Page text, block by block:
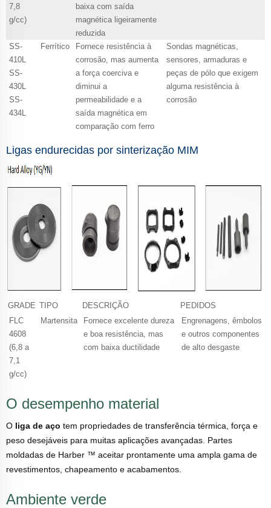
7,8
g/cc)
baixa com saída
magnética ligeiramente
reduzida
SS-
410L
SS-
430L
SS-
434L
Ferrítico
Fornece resistência à
corrosão, mas aumenta
a força coerciva e
diminui a
permeabilidade e a
saída magnética em
comparação com ferro
Sondas magnéticas,
sensores, armaduras e
peças de pólo que exigem
alguma resistência à
corrosão
Ligas endurecidas por sinterização MIM
GRADE TIPO DESCRIÇÃO
PEDIDOS
FLC
4608
(6,8 a
7,1
g/cc)
Martensita
Fornece excelente dureza
e boa resistência, mas
com baixa ductilidade
Engrenagens, êmbolos
e outros componentes
de alto desgaste
O desempenho material
O liga de aço tem propriedades de transferência térmica, força e
peso desejáveis para muitas aplicações avançadas. Partes
moldadas de Harber ™ aceitar prontamente uma ampla gama de
revestimentos, chapeamento e acabamentos.
Ambiente verde